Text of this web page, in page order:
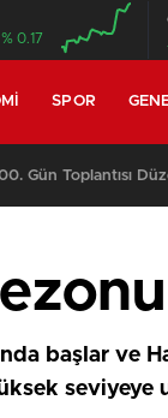
% 0.17
SPOR
Gün Toplantısı
başlar ve